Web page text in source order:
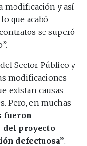
modificación y así
que acabó
se superó
Sector Público y
modificaciones
existan causas
Pero, en muchas
fueron
del proyecto
defectuosa”.